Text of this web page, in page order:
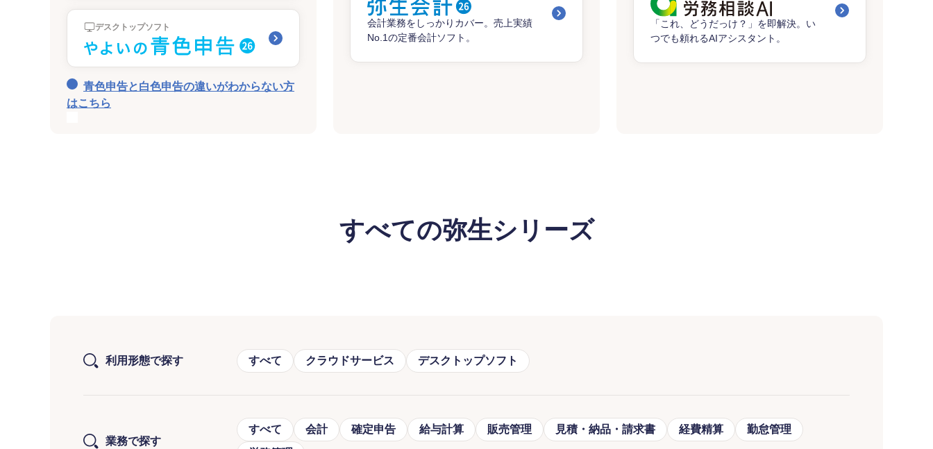
デスクトップソフト
青色申告と白色申告の違いがわからない方
はこちら
会計業務をしっかりカバー。売上実績
No.1の定番会計ソフト。
「これ、どうだっけ？」を即解決。い
つでも頼れるAIアシスタント。
すべての弥生シリーズ
利用形態で探す すべて クラウドサービス デスクトップソフト
業務で探す
すべて 会計 確定申告 給与計算 販売管理 見積・納品・請求書 経費精算
勤怠管理